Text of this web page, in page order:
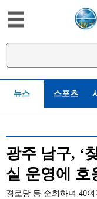
뉴스 스포츠
광주 남구, ‘
실 운영에 호
경로당 등 순회하며 40